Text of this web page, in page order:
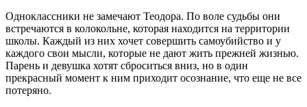
Одноклассники не замечают Теодора. По воле судьбы они
встречаются в колокольне, которая находится на территории
школы. Каждый из них хочет совершить самоубийство и у
каждого свои мысли, которые не дают жить прежней жизнью.
Парень и девушка хотят сброситься вниз, но в один
прекрасный момент к ним приходит осознание, что еще не все
потеряно.